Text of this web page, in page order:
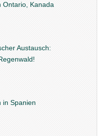
Ontario, Kanada
Austausch:
in Spanien